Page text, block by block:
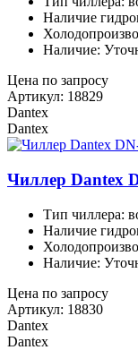
Наличие
Наличие:
Цена по запросу
Артикул: 18829
Dantex
Dantex
Чиллер Dantex
Тип чиллера:
Наличие
Наличие:
Цена по запросу
Артикул: 18830
Dantex
Dantex